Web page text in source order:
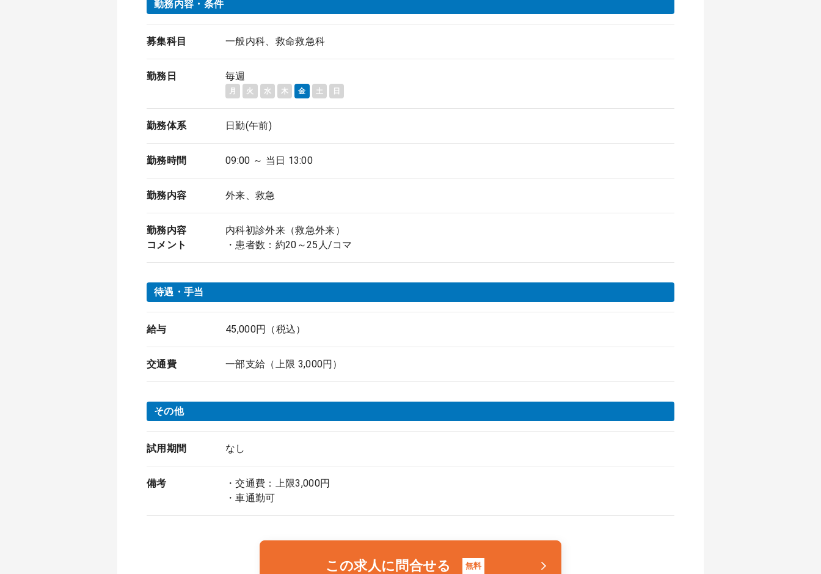
勤務内容・条件
募集科目 一般内科、救命救急科
勤務日 毎週
月 火 水 木 金 土 日
勤務体系 日勤(午前)
勤務時間 09:00 ～ 当日 13:00
勤務内容 外来、救急
勤務内容
コメント
内科初診外来（救急外来）
・患者数：約20～25人/コマ
待遇・手当
給与 45,000円（税込）
交通費 一部支給（上限 3,000円）
その他
試用期間 なし
備考
・交通費：上限3,000円
・車通勤可
この求人に問合せる 無料